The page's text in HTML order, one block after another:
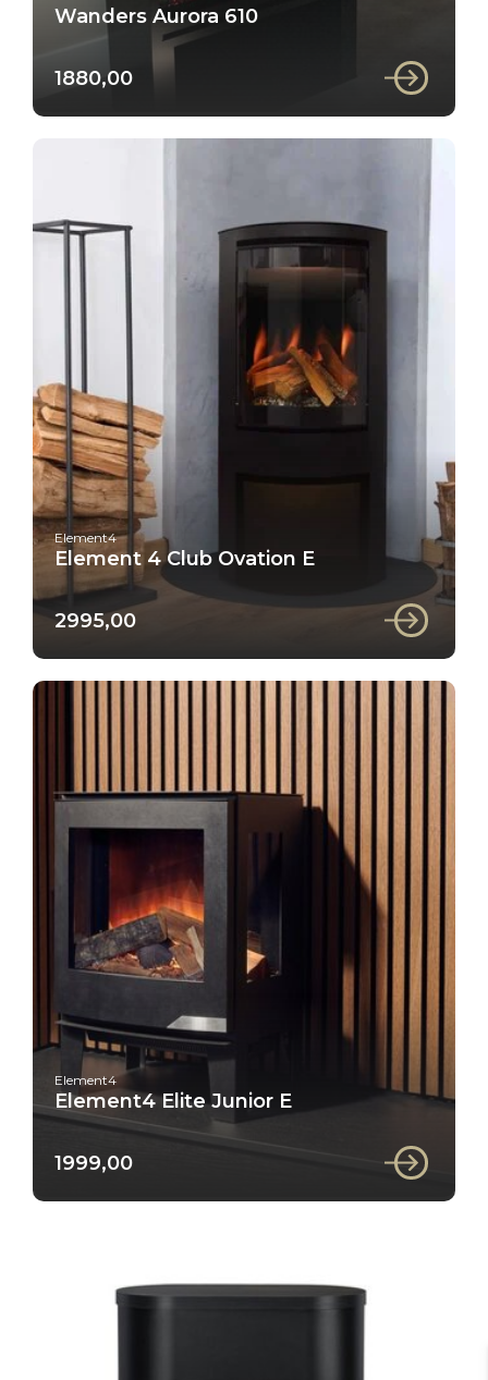
Wanders Aurora 610
1880,00
Element4
Element 4 Club Ovation E
2995,00
Element4
Element4 Elite Junior E
1999,00